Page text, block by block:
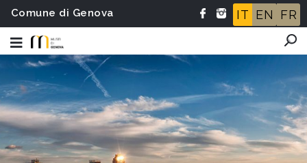
Comune di Genova IT EN FR